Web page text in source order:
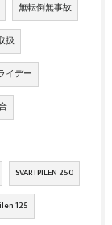
無転倒無事故
扱
イデー
SVARTPILEN 250
125